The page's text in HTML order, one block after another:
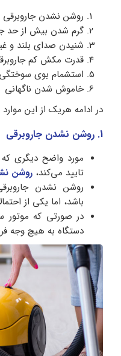
روشن نشدن جاروبرقی
گرم شدن بیش از حد
شنیدن صدای بلند و
قدرت مکش کم
استشمام بوی سوختگی
خاموش شدن ناگهانی
در ادامه هریک از این
1. روشن نشدن جاروبرقی
مورد واضح دیگری
تایید می‌کند، روشن
روشن نشدن
باشد، اما یکی از
در صورتی که موتور
دستگاه به هیچ وجه